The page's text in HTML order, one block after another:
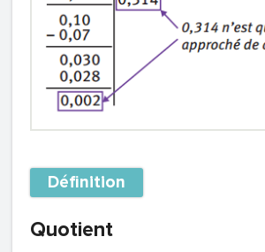
Définition
Quotient